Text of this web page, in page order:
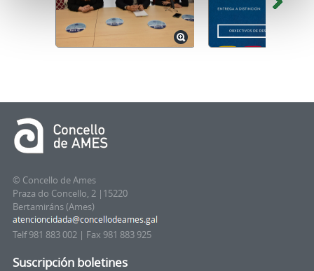
© Concello de Ames
Praza do Concello, 2 |15220
Bertamiráns (Ames)
Telf 981 883 002 | Fax 981 883 925
Suscripción boletines